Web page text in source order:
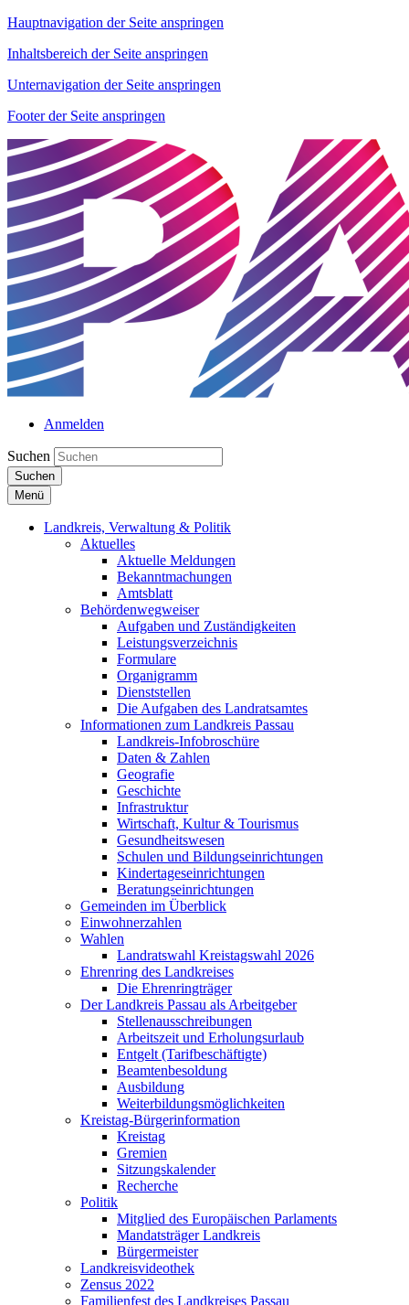
Hauptnavigation der Seite anspringen
Inhaltsbereich der Seite anspringen
Unternavigation der Seite anspringen
Footer der Seite anspringen
Anmelden
Suchen
Suchen
Menü
Landkreis, Verwaltung & Politik
Aktuelles
Aktuelle Meldungen
Bekanntmachungen
Amtsblatt
Behördenwegweiser
Aufgaben und Zuständigkeiten
Leistungsverzeichnis
Formulare
Organigramm
Dienststellen
Die Aufgaben des Landratsamtes
Informationen zum Landkreis Passau
Landkreis-Infobroschüre
Daten & Zahlen
Geografie
Geschichte
Infrastruktur
Wirtschaft, Kultur & Tourismus
Gesundheitswesen
Schulen und Bildungseinrichtungen
Kindertageseinrichtungen
Beratungseinrichtungen
Gemeinden im Überblick
Einwohnerzahlen
Wahlen
Landratswahl Kreistagswahl 2026
Ehrenring des Landkreises
Die Ehrenringträger
Der Landkreis Passau als Arbeitgeber
Stellenausschreibungen
Arbeitszeit und Erholungsurlaub
Entgelt (Tarifbeschäftigte)
Beamtenbesoldung
Ausbildung
Weiterbildungsmöglichkeiten
Kreistag-Bürgerinformation
Kreistag
Gremien
Sitzungskalender
Recherche
Politik
Mitglied des Europäischen Parlaments
Mandatsträger Landkreis
Bürgermeister
Landkreisvideothek
Zensus 2022
Familienfest des Landkreises Passau